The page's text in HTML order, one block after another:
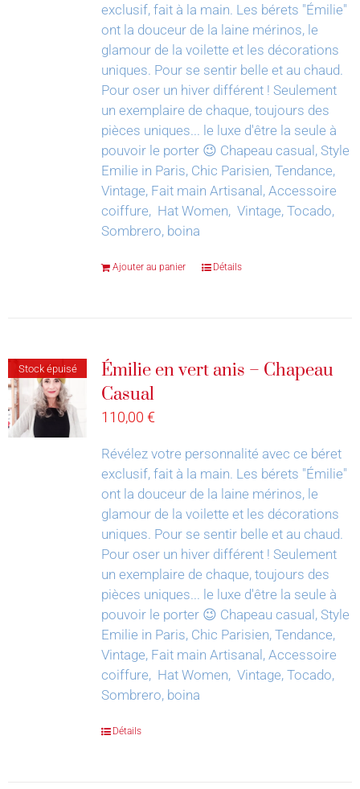
exclusif, fait à la main. Les bérets "Émilie"
ont la douceur de la laine mérinos, le
glamour de la voilette et les décorations
uniques. Pour se sentir belle et au chaud.
Pour oser un hiver différent ! Seulement
un exemplaire de chaque, toujours des
pièces uniques... le luxe d'être la seule à
pouvoir le porter 😉 Chapeau casual, Style
Emilie in Paris, Chic Parisien, Tendance,
Vintage, Fait main Artisanal, Accessoire
coiffure, Hat Women, Vintage, Tocado,
Sombrero, boina
Ajouter au panier Détails
Stock épuisé
Émilie en vert anis – Chapeau
Casual
110,00 €
Révélez votre personnalité avec ce béret
exclusif, fait à la main. Les bérets "Émilie"
ont la douceur de la laine mérinos, le
glamour de la voilette et les décorations
uniques. Pour se sentir belle et au chaud.
Pour oser un hiver différent ! Seulement
un exemplaire de chaque, toujours des
pièces uniques... le luxe d'être la seule à
pouvoir le porter 😉 Chapeau casual, Style
Emilie in Paris, Chic Parisien, Tendance,
Vintage, Fait main Artisanal, Accessoire
coiffure, Hat Women, Vintage, Tocado,
Sombrero, boina
Détails